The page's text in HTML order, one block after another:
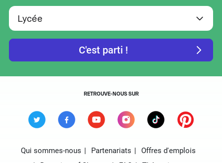
RETROUVE-NOUS SUR
Qui sommes-nous Partenariats
Offres d'emplois